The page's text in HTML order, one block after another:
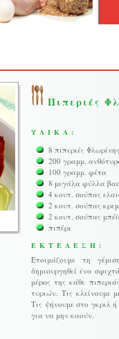
Πιπεριές
ΥΛΙΚΑ:
8 πιπεριές
200 γραμμ.
100 γραμμ. φέτα
8 μεγάλα φύλλα
4 κουτ. σούπας
2 κουτ. σούπας
2 κουτ. σούπας
πιπέρι
ΕΚΤΕΛΕΣΗ:
Ετοιμάζουμε τη
δημιουργηθεί ένα
μέρος της κάθε
τυριών. Τις κλείνουμε
Τις ψήνουμε στο γκριλ
για να μην καούν.